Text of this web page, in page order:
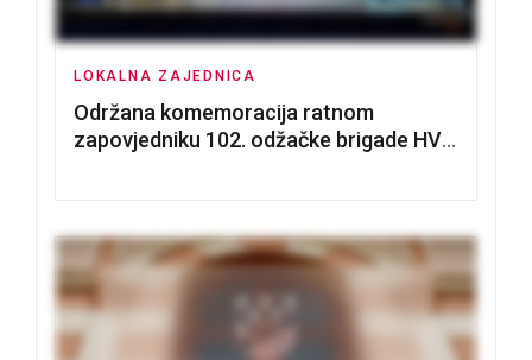
LOKALNA ZAJEDNICA
Održana komemoracija ratnom
zapovjedniku 102. odžačke brigade HVO